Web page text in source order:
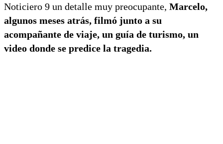
Noticiero 9 un detalle muy preocupante, Marcelo,
algunos meses atrás, filmó junto a su
acompañante de viaje, un guía de turismo, un
video donde se predice la tragedia.